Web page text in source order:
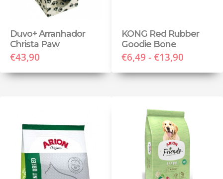
Duvo+ Arranhador
Christa Paw
€43,90
KONG Red Rubber
Goodie Bone
€6,49 - €13,90